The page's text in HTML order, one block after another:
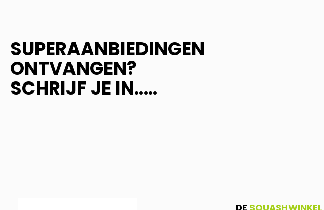
SUPERAANBIEDINGEN
ONTVANGEN?
SCHRIJF JE IN.....